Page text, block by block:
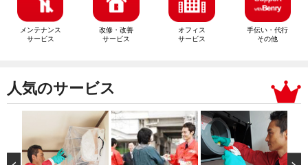
メンテナンス
サービス
改修・改善
サービス
オフィス
サービス
手伝い・代行
その他
人気のサービス